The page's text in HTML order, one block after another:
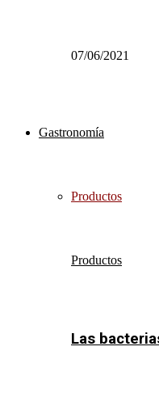
07/06/2021
Gastronomía
Productos
Productos
Las